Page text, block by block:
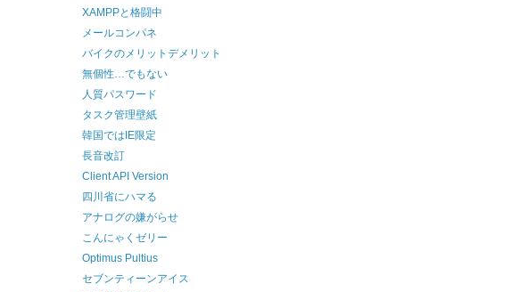
XAMPPと格闘中
メールコンパネ
バイクのメリットデメリット
無個性…でもない
人質パスワード
タスク管理壁紙
韓国ではIE限定
長音改訂
Client API Version
四川省にハマる
アナログの嫌がらせ
こんにゃくゼリー
Optimus Pultius
セブンティーンアイス